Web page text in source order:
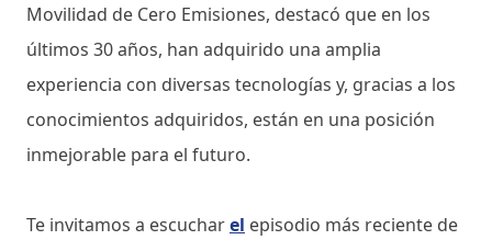
Movilidad de Cero Emisiones, destacó que en los
últimos 30 años, han adquirido una amplia
experiencia con diversas tecnologías y, gracias a los
conocimientos adquiridos, están en una posición
inmejorable para el futuro.
Te invitamos a escucharel episodio más reciente de